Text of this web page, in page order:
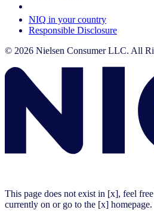
NIQ in your country
Responsible Disclosure
© 2026 Nielsen Consumer LLC. All
This page does not exist in [x], feel
currently on or go to the [x] homepage.